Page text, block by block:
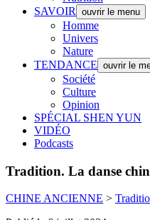
SAVOIR
ouvrir le menu
Homme
Univers
Nature
TENDANCE ouvrir le
Société
Culture
Opinion
SPÉCIAL SHEN YUN
VIDÉO
Podcasts
Tradition. La danse
CHINE ANCIENNE >